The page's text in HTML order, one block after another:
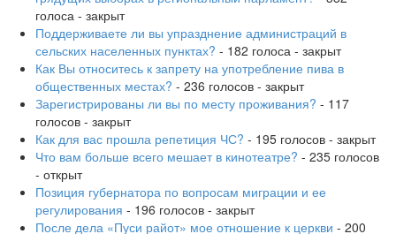
голоса - закрыт
Поддерживаете ли вы упразднение администраций в
сельских населенных пунктах? - 182 голоса - закрыт
Как Вы относитесь к запрету на употребление пива в
общественных местах? - 236 голосов - закрыт
Зарегистрированы ли вы по месту проживания? - 117
голосов - закрыт
Как для вас прошла репетиция ЧС? - 195 голосов - закрыт
Что вам больше всего мешает в кинотеатре? - 235 голосов
- открыт
Позиция губернатора по вопросам миграции и ее
регулирования - 196 голосов - закрыт
После дела «Пуси райот» мое отношение к церкви - 200